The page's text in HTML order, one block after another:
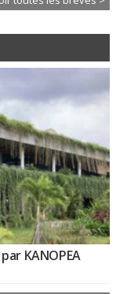
KANOPEA